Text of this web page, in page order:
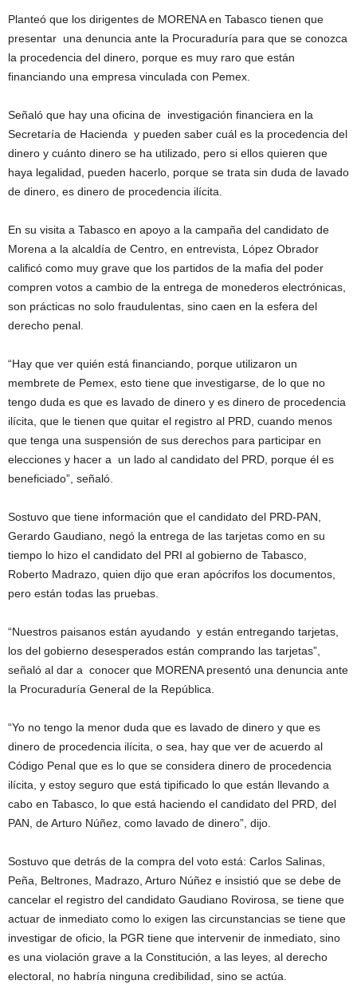
Planteó que los dirigentes de MORENA en Tabasco tienen que
presentar una denuncia ante la Procuraduría para que se conozca
la procedencia del dinero, porque es muy raro que están
financiando una empresa vinculada con Pemex.
Señaló que hay una oficina de investigación financiera en la
Secretaría de Hacienda y pueden saber cuál es la procedencia del
dinero y cuánto dinero se ha utilizado, pero si ellos quieren que
haya legalidad, pueden hacerlo, porque se trata sin duda de lavado
de dinero, es dinero de procedencia ilícita.
En su visita a Tabasco en apoyo a la campaña del candidato de
Morena a la alcaldía de Centro, en entrevista, López Obrador
calificó como muy grave que los partidos de la mafia del poder
compren votos a cambio de la entrega de monederos electrónicas,
son prácticas no solo fraudulentas, sino caen en la esfera del
derecho penal.
“Hay que ver quién está financiando, porque utilizaron un
membrete de Pemex, esto tiene que investigarse, de lo que no
tengo duda es que es lavado de dinero y es dinero de procedencia
ilícita, que le tienen que quitar el registro al PRD, cuando menos
que tenga una suspensión de sus derechos para participar en
elecciones y hacer a un lado al candidato del PRD, porque él es
beneficiado”, señaló.
Sostuvo que tiene información que el candidato del PRD-PAN,
Gerardo Gaudiano, negó la entrega de las tarjetas como en su
tiempo lo hizo el candidato del PRI al gobierno de Tabasco,
Roberto Madrazo, quien dijo que eran apócrifos los documentos,
pero están todas las pruebas.
“Nuestros paisanos están ayudando y están entregando tarjetas,
los del gobierno desesperados están comprando las tarjetas”,
señaló al dar a conocer que MORENA presentó una denuncia ante
la Procuraduría General de la República.
“Yo no tengo la menor duda que es lavado de dinero y que es
dinero de procedencia ilícita, o sea, hay que ver de acuerdo al
Código Penal que es lo que se considera dinero de procedencia
ilícita, y estoy seguro que está tipificado lo que están llevando a
cabo en Tabasco, lo que está haciendo el candidato del PRD, del
PAN, de Arturo Núñez, como lavado de dinero”, dijo.
Sostuvo que detrás de la compra del voto está: Carlos Salinas,
Peña, Beltrones, Madrazo, Arturo Núñez e insistió que se debe de
cancelar el registro del candidato Gaudiano Rovirosa, se tiene que
actuar de inmediato como lo exigen las circunstancias se tiene que
investigar de oficio, la PGR tiene que intervenir de inmediato, sino
es una violación grave a la Constitución, a las leyes, al derecho
electoral, no habría ninguna credibilidad, sino se actúa.